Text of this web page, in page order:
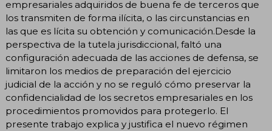
empresariales adquiridos de buena fe de terceros que
los transmiten de forma ilícita, o las circunstancias en
las que es lícita su obtención y comunicación.Desde la
perspectiva de la tutela jurisdiccional, faltó una
configuración adecuada de las acciones de defensa, se
limitaron los medios de preparación del ejercicio
judicial de la acción y no se reguló cómo preservar la
confidencialidad de los secretos empresariales en los
procedimientos promovidos para protegerlo. El
presente trabajo explica y justifica el nuevo régimen